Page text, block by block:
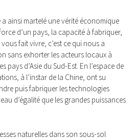
ainsi martelé une vérité économique
d’un pays, la capacité à fabriquer,
fait vivre, c’est ce qui nous a
sans exhorter les acteurs locaux à
pays d’Asie du Sud-Est. En l’espace de
à l’instar de la Chine, ont su
puis fabriquer les technologies
d’égalité que les grandes puissances
naturelles dans son sous-sol